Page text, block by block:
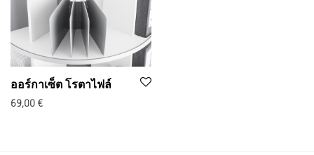
ออร์กาเซ็ต โรตาไฟล์
69,00 €